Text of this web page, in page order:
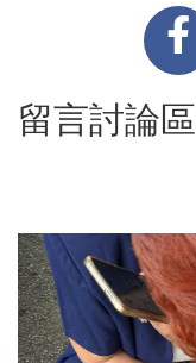
留言討論區